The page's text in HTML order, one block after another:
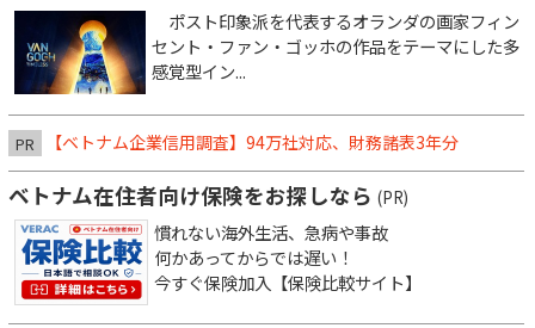
ポスト印象派を代表するオランダの画家フィン
セント・ファン・ゴッホの作品をテーマにした多
感覚型イン...
PR 【ベトナム企業信用調査】94万社対応、財務諸表3年分
ベトナム在住者向け保険をお探しなら (PR)
慣れない海外生活、急病や事故
何かあってからでは遅い！
今すぐ保険加入【保険比較サイト】